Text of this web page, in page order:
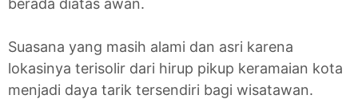
berada diatas awan.
Suasana yang masih alami dan asri karena
lokasinya terisolir dari hirup pikup keramaian kota
menjadi daya tarik tersendiri bagi wisatawan.